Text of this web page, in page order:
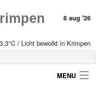
8 aug '26
/ Licht bewolkt in Krimpen
MENU